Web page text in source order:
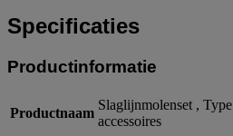
Specificaties
Productinformatie
Productnaam
Slaglijnmolenset ,
accessoires